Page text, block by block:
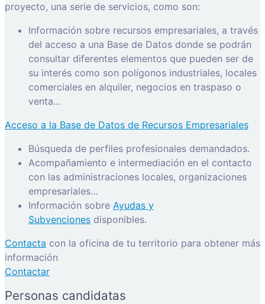
proyecto, una serie de servicios, como son:
Información sobre recursos empresariales, a través
del acceso a una Base de Datos donde se podrán
consultar diferentes elementos que pueden ser de
su interés como son polígonos industriales, locales
comerciales en alquiler, negocios en traspaso o
venta…
Acceso a la Base de Datos de Recursos Empresariales
Búsqueda de perfiles profesionales demandados.
Acompañamiento e intermediación en el contacto
con las administraciones locales, organizaciones
empresariales…
Información sobre Ayudas y
Subvenciones disponibles.
Contacta con la oficina de tu territorio para obtener más
información
Contactar
Personas candidatas